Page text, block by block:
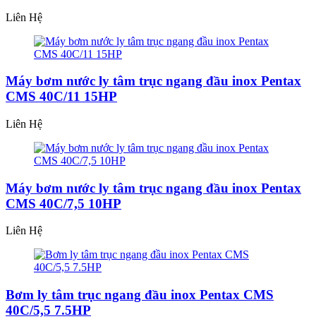
Liên Hệ
Máy bơm nước ly tâm trục ngang đầu inox Pentax
CMS 40C/11 15HP
Liên Hệ
Máy bơm nước ly tâm trục ngang đầu inox Pentax
CMS 40C/7,5 10HP
Liên Hệ
Bơm ly tâm trục ngang đầu inox Pentax CMS
40C/5,5 7.5HP